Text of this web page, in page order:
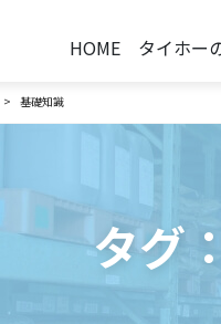
HOME タイホー
基礎知識
タグ